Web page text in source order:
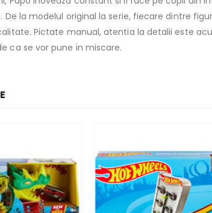
De la modelul original la serie, fiecare dintre
Pictate manual, atentia la detalii este
ca se vor pune in miscare.